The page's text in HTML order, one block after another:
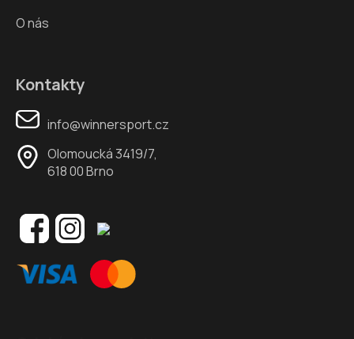
O nás
Kontakty
info@winnersport.cz
Olomoucká 3419/7,
618 00 Brno